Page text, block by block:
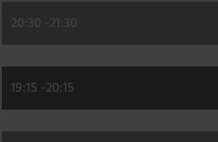
20:30 - 21:30
19:15 -20:15